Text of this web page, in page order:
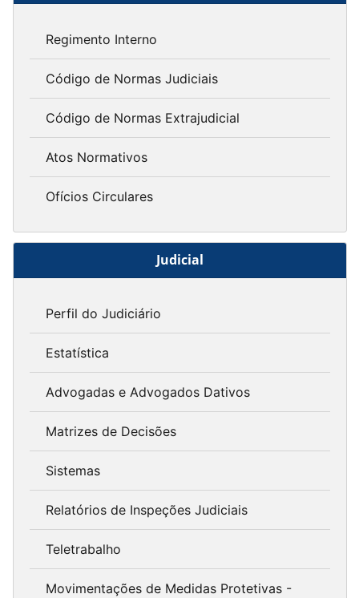
Regimento Interno
Código de Normas Judiciais
Código de Normas Extrajudicial
Atos Normativos
Ofícios Circulares
Judicial
Perfil do Judiciário
Estatística
Advogadas e Advogados Dativos
Matrizes de Decisões
Sistemas
Relatórios de Inspeções Judiciais
Teletrabalho
Movimentações de Medidas Protetivas -